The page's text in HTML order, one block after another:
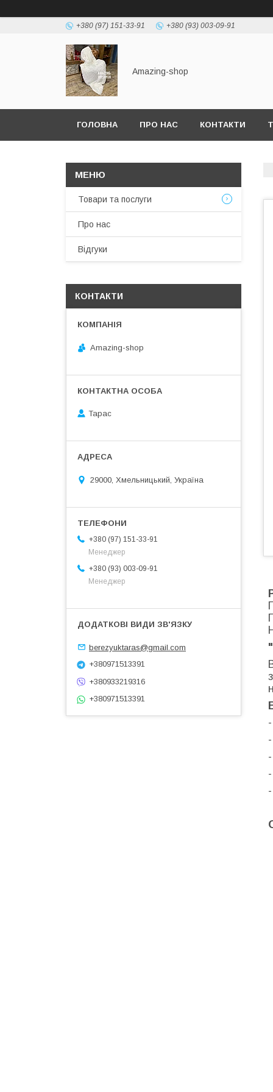
+380 (97) 151-33-91 +380 (93) 003-09-91
Amazing-shop
ГОЛОВНА ПРО НАС КОНТАКТИ
Товари та послуги
Про нас
Відгуки
КОНТАКТИ
Amazing-shop
Тарас
29000, Хмельницький, Україна
+380 (97) 151-33-91
Менеджер
+380 (93) 003-09-91
Менеджер
berezyuktaras@gmail.com
+380971513391
+380933219316
+380971513391